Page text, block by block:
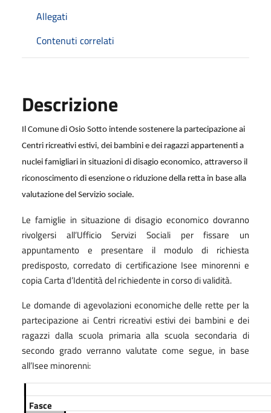
Allegati
Contenuti correlati
Descrizione
Il Comune di Osio Sotto intende sostenere la partecipazione ai
Centri ricreativi estivi, dei bambini e dei ragazzi appartenenti a
nuclei famigliari in situazioni di disagio economico, attraverso il
riconoscimento di esenzione o riduzione della retta in base alla
valutazione del Servizio sociale.
Le famiglie in situazione di disagio economico dovranno
rivolgersi all’Ufficio Servizi Sociali per fissare un
appuntamento e presentare il modulo di richiesta
predisposto, corredato di certificazione Isee minorenni e
copia Carta d’Identità del richiedente in corso di validità.
Le domande di agevolazioni economiche delle rette per la
partecipazione ai Centri ricreativi estivi dei bambini e dei
ragazzi dalla scuola primaria alla scuola secondaria di
secondo grado verranno valutate come segue, in base
all’Isee minorenni:
Fasce